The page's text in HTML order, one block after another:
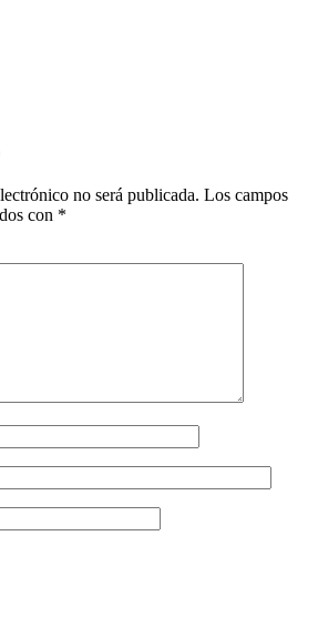
no será publicada. Los campos
con *